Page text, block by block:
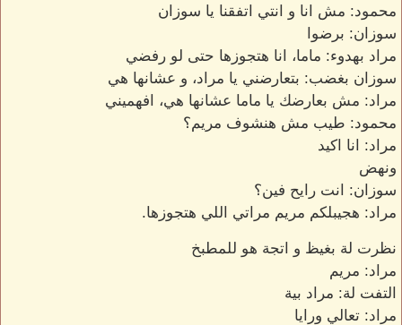
محمود: مش انا و انتي اتفقنا يا سوزان
سوزان: برضوا
مراد بهدوء: ماما، انا هتجوزها حتى لو رفضي
سوزان بغضب: بتعارضني يا مراد، و عشانها هي
مراد: مش بعارضك يا ماما عشانها هي، افهميني
محمود: طيب مش هنشوف مريم؟
مراد: انا اكيد
ونهض
سوزان: انت رايح فين؟
مراد: هجيبلكم مريم مراتي اللي هتجوزها.
نظرت لة بغيظ و اتجة هو للمطبخ
مراد: مريم
التفت لة: مراد بية
مراد: تعالي ورايا